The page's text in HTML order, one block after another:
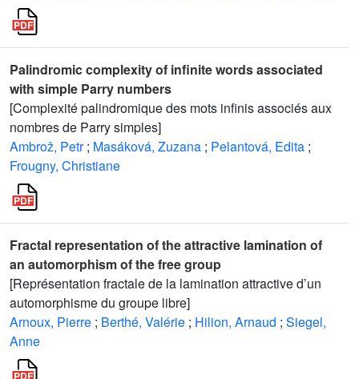
Palindromic complexity of infinite words associated
with simple Parry numbers
[Complexité palindromique des mots infinis associés aux
nombres de Parry simples]
Ambrož, Petr ; Masáková, Zuzana ; Pelantová, Edita ;
Frougny, Christiane
Fractal representation of the attractive lamination of
an automorphism of the free group
[Représentation fractale de la lamination attractive d’un
automorphisme du groupe libre]
Arnoux, Pierre ; Berthé, Valérie ; Hilion, Arnaud ; Siegel,
Anne